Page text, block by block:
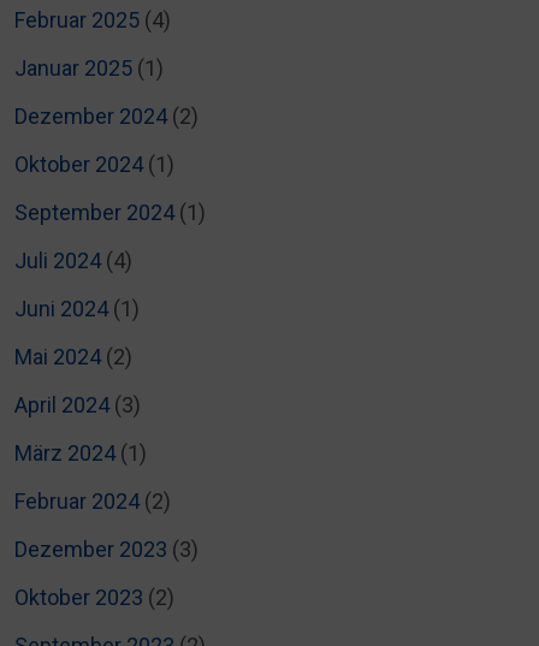
Februar 2025 (4)
Januar 2025 (1)
Dezember 2024(2)
Oktober 2024(1)
September 2024(1)
Juli 2024(4)
Juni 2024(1)
Mai 2024(2)
April 2024(3)
März 2024(1)
Februar 2024(2)
Dezember 2023 (3)
Oktober 2023 (2)